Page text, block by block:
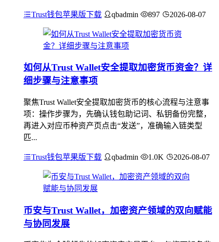
Trust钱包苹果版下载 qbadmin 897 2026-08-07
如何从Trust Wallet安全提取加密货币资金？详
细步骤与注意事项
聚焦Trust Wallet安全提取加密货币的核心流程与注意事
项：操作步骤为，先确认钱包助记词、私钥备份完整，
再进入对应币种资产页点击“发送”，准确输入链类型
匹...
Trust钱包苹果版下载 qbadmin 1.0K 2026-08-07
币安与Trust Wallet，加密资产领域的双向赋能
与协同发展